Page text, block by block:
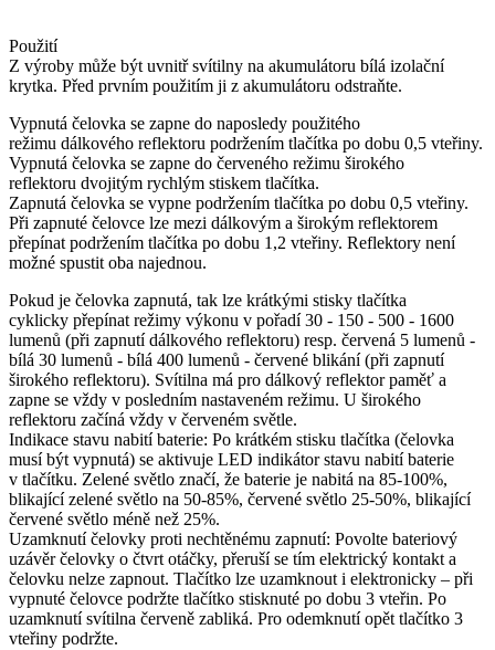
Použití
Z výroby může být uvnitř svítilny na akumulátoru bílá izolační
krytka. Před prvním použitím ji z akumulátoru odstraňte.
Vypnutá čelovka se zapne do naposledy použitého
režimu dálkového reflektoru podržením tlačítka po dobu 0,5 vteřiny.
Vypnutá čelovka se zapne do červeného režimu širokého
reflektoru dvojitým rychlým stiskem tlačítka.
Zapnutá čelovka se vypne podržením tlačítka po dobu 0,5 vteřiny.
Při zapnuté čelovce lze mezi dálkovým a širokým reflektorem
přepínat podržením tlačítka po dobu 1,2 vteřiny. Reflektory není
možné spustit oba najednou.
Pokud je čelovka zapnutá, tak lze krátkými stisky tlačítka
cyklicky přepínat režimy výkonu v pořadí 30 - 150 - 500 - 1600
lumenů (při zapnutí dálkového reflektoru) resp. červená 5 lumenů -
bílá 30 lumenů - bílá 400 lumenů - červené blikání (při zapnutí
širokého reflektoru). Svítilna má pro dálkový reflektor paměť a
zapne se vždy v posledním nastaveném režimu. U širokého
reflektoru začíná vždy v červeném světle.
Indikace stavu nabití baterie: Po krátkém stisku tlačítka (čelovka
musí být vypnutá) se aktivuje LED indikátor stavu nabití baterie
v tlačítku. Zelené světlo značí, že baterie je nabitá na 85-100%,
blikající zelené světlo na 50-85%, červené světlo 25-50%, blikající
červené světlo méně než 25%.
Uzamknutí čelovky proti nechtěnému zapnutí: Povolte bateriový
uzávěr čelovky o čtvrt otáčky, přeruší se tím elektrický kontakt a
čelovku nelze zapnout. Tlačítko lze uzamknout i elektronicky – při
vypnuté čelovce podržte tlačítko stisknuté po dobu 3 vteřin. Po
uzamknutí svítilna červeně zabliká. Pro odemknutí opět tlačítko 3
vteřiny podržte.